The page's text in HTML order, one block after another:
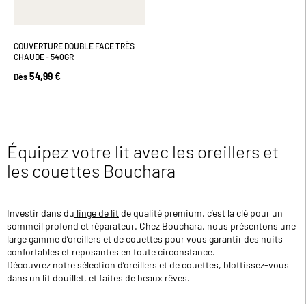
COUVERTURE DOUBLE FACE TRÈS
CHAUDE - 540GR
Dès 54,99 €
Équipez votre lit avec les oreillers et
les couettes Bouchara
Investir dans du linge de lit de qualité premium, c’est la clé pour un
sommeil profond et réparateur. Chez Bouchara, nous présentons une
large gamme d’oreillers et de couettes pour vous garantir des nuits
confortables et reposantes en toute circonstance.
Découvrez notre sélection d’oreillers et de couettes, blottissez-vous
dans un lit douillet, et faites de beaux rêves.